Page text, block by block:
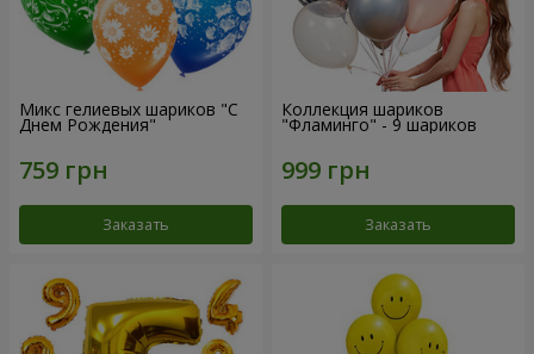
Микс гелиевых шариков "C
Днем Рождения"
Заказать
Коллекция шариков
"Фламинго" - 9 шариков
Заказать